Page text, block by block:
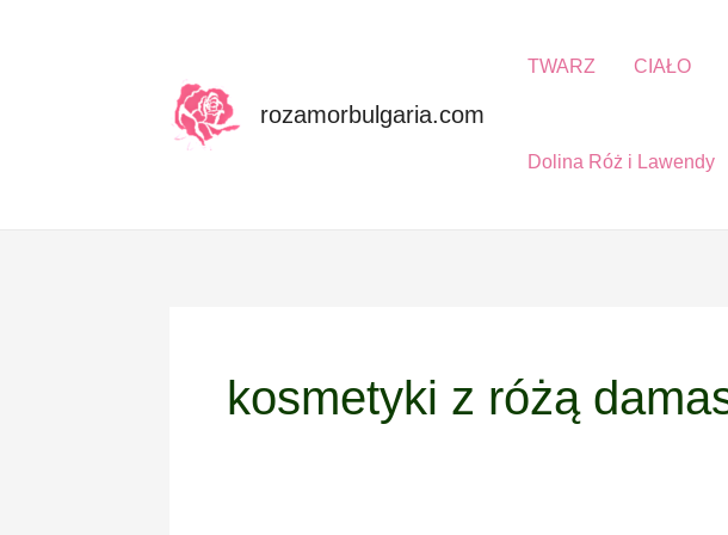
rozamorbulgaria.com
TWARZ CIAŁO
Dolina Róż i Lawendy
kosmetyki z różą